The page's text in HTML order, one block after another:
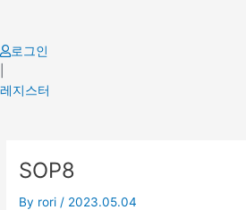
content
로그인
레지스터
SOP8
By rori / 2023.05.04
navigation